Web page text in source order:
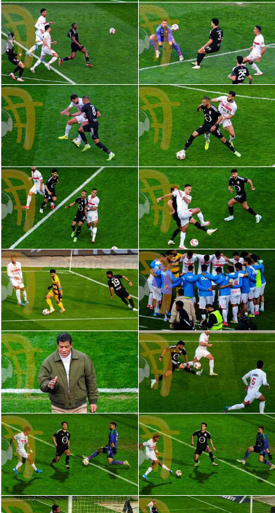
أقسام خاصة
Gamers
ميركاتو
تحقيق في الجول
تقرير في الجول
تحليل في الجول
حكايات في الجول
كويز في الجول
فيديو في الجول